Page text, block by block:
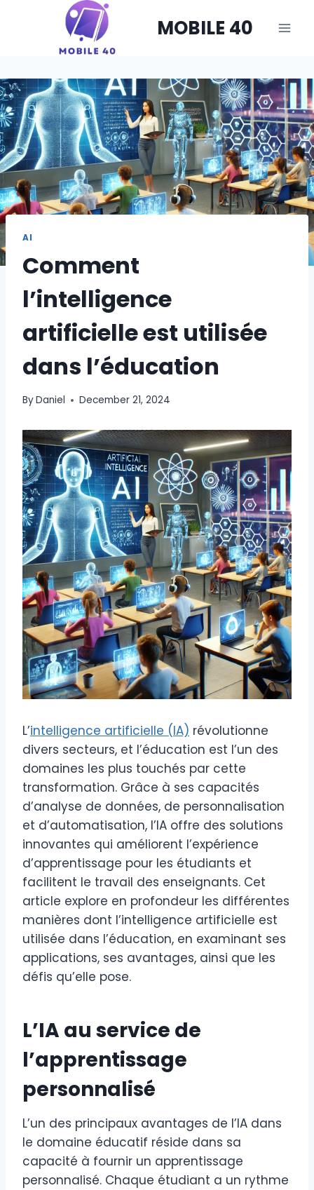
MOBILE 40
AI
Comment
l’intelligence
artificielle est utilisée
dans l’éducation
ByDaniel December 21, 2024
L’intelligence artificielle (IA) révolutionne
divers secteurs, et l’éducation est l’un des
domaines les plus touchés par cette
transformation. Grâce à ses capacités
d’analyse de données, de personnalisation
et d’automatisation, l’IA offre des solutions
innovantes qui améliorent l’expérience
d’apprentissage pour les étudiants et
facilitent le travail des enseignants. Cet
article explore en profondeur les différentes
manières dont l’intelligence artificielle est
utilisée dans l’éducation, en examinant ses
applications, ses avantages, ainsi que les
défis qu’elle pose.
L’IA au service de
l’apprentissage
personnalisé
L’un des principaux avantages de l’IA dans
le domaine éducatif réside dans sa
capacité à fournir un apprentissage
personnalisé. Chaque étudiant a un rythme